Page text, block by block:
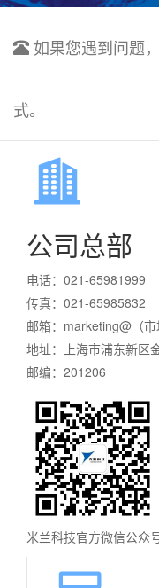
如果您遇到问题
式。
公司总部
电话：021-65981999
传真：021-65985832
邮箱：marketing@（市
地址：上海市浦东新区
邮编：201206
米兰科技官方微信公众